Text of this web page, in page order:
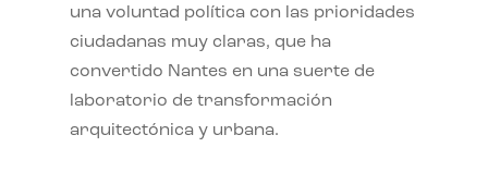
una voluntad política con las prioridades
ciudadanas muy claras, que ha
convertido Nantes en una suerte de
laboratorio de transformación
arquitectónica y urbana.